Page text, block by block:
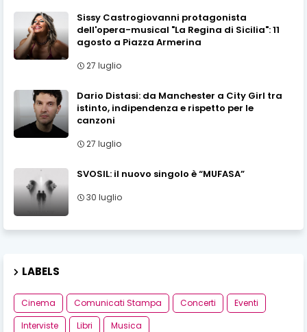
Sissy Castrogiovanni protagonista
dell'opera-musical "La Regina di Sicilia": 11
agosto a Piazza Armerina
27 luglio
Dario Distasi: da Manchester a City Girl tra
istinto, indipendenza e rispetto per le
canzoni
27 luglio
SVOSIL: il nuovo singolo è “MUFASA”
30 luglio
LABELS
Cinema Comunicati Stampa Concerti
Eventi
Interviste
Libri Musica